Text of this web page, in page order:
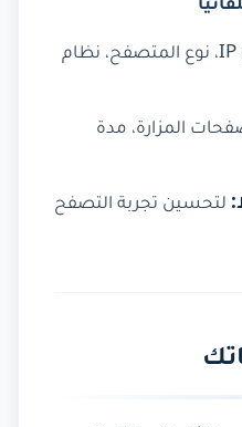
عنوان IP، نوع المتصفح، نظام
المزارة، مدة
لتحسين تجربة التصفح